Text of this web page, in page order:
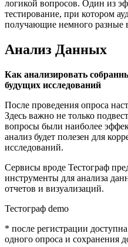
логикой вопросов. Один из
тестирование, при котором
получающие немного разные
Анализ Данных
Как анализировать
будущих исследований
После проведения опроса
Здесь важно не только
вопросы были наиболее
анализ будет полезен для
исследований.
Сервисы вроде Тестограф
инструменты для анализа
отчетов и визуализаций.
Тестограф demo
* после регистрации
одного опроса и сохранения